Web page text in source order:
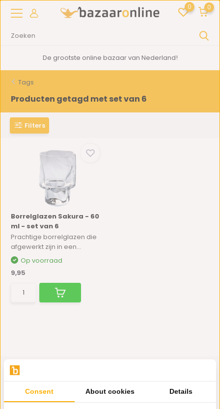
0 0
De grootste online bazaar van Nederland!
Tags
Producten getagd met set van 6
Filters
Borrelglazen Sakura - 60
ml - set van 6
Prachtige borrelglazen die
afgewerkt zijn in een...
Op voorraad
9,95
Hulp nodig?
Consent About cookies Details